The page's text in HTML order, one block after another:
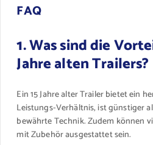
FAQ
1. Was sind die
Jahre alten Trailers?
Ein 15 Jahre alter Trailer bietet ein
Leistungs-Verhältnis, ist günstiger
bewährte Technik. Zudem können
mit Zubehör ausgestattet sein.